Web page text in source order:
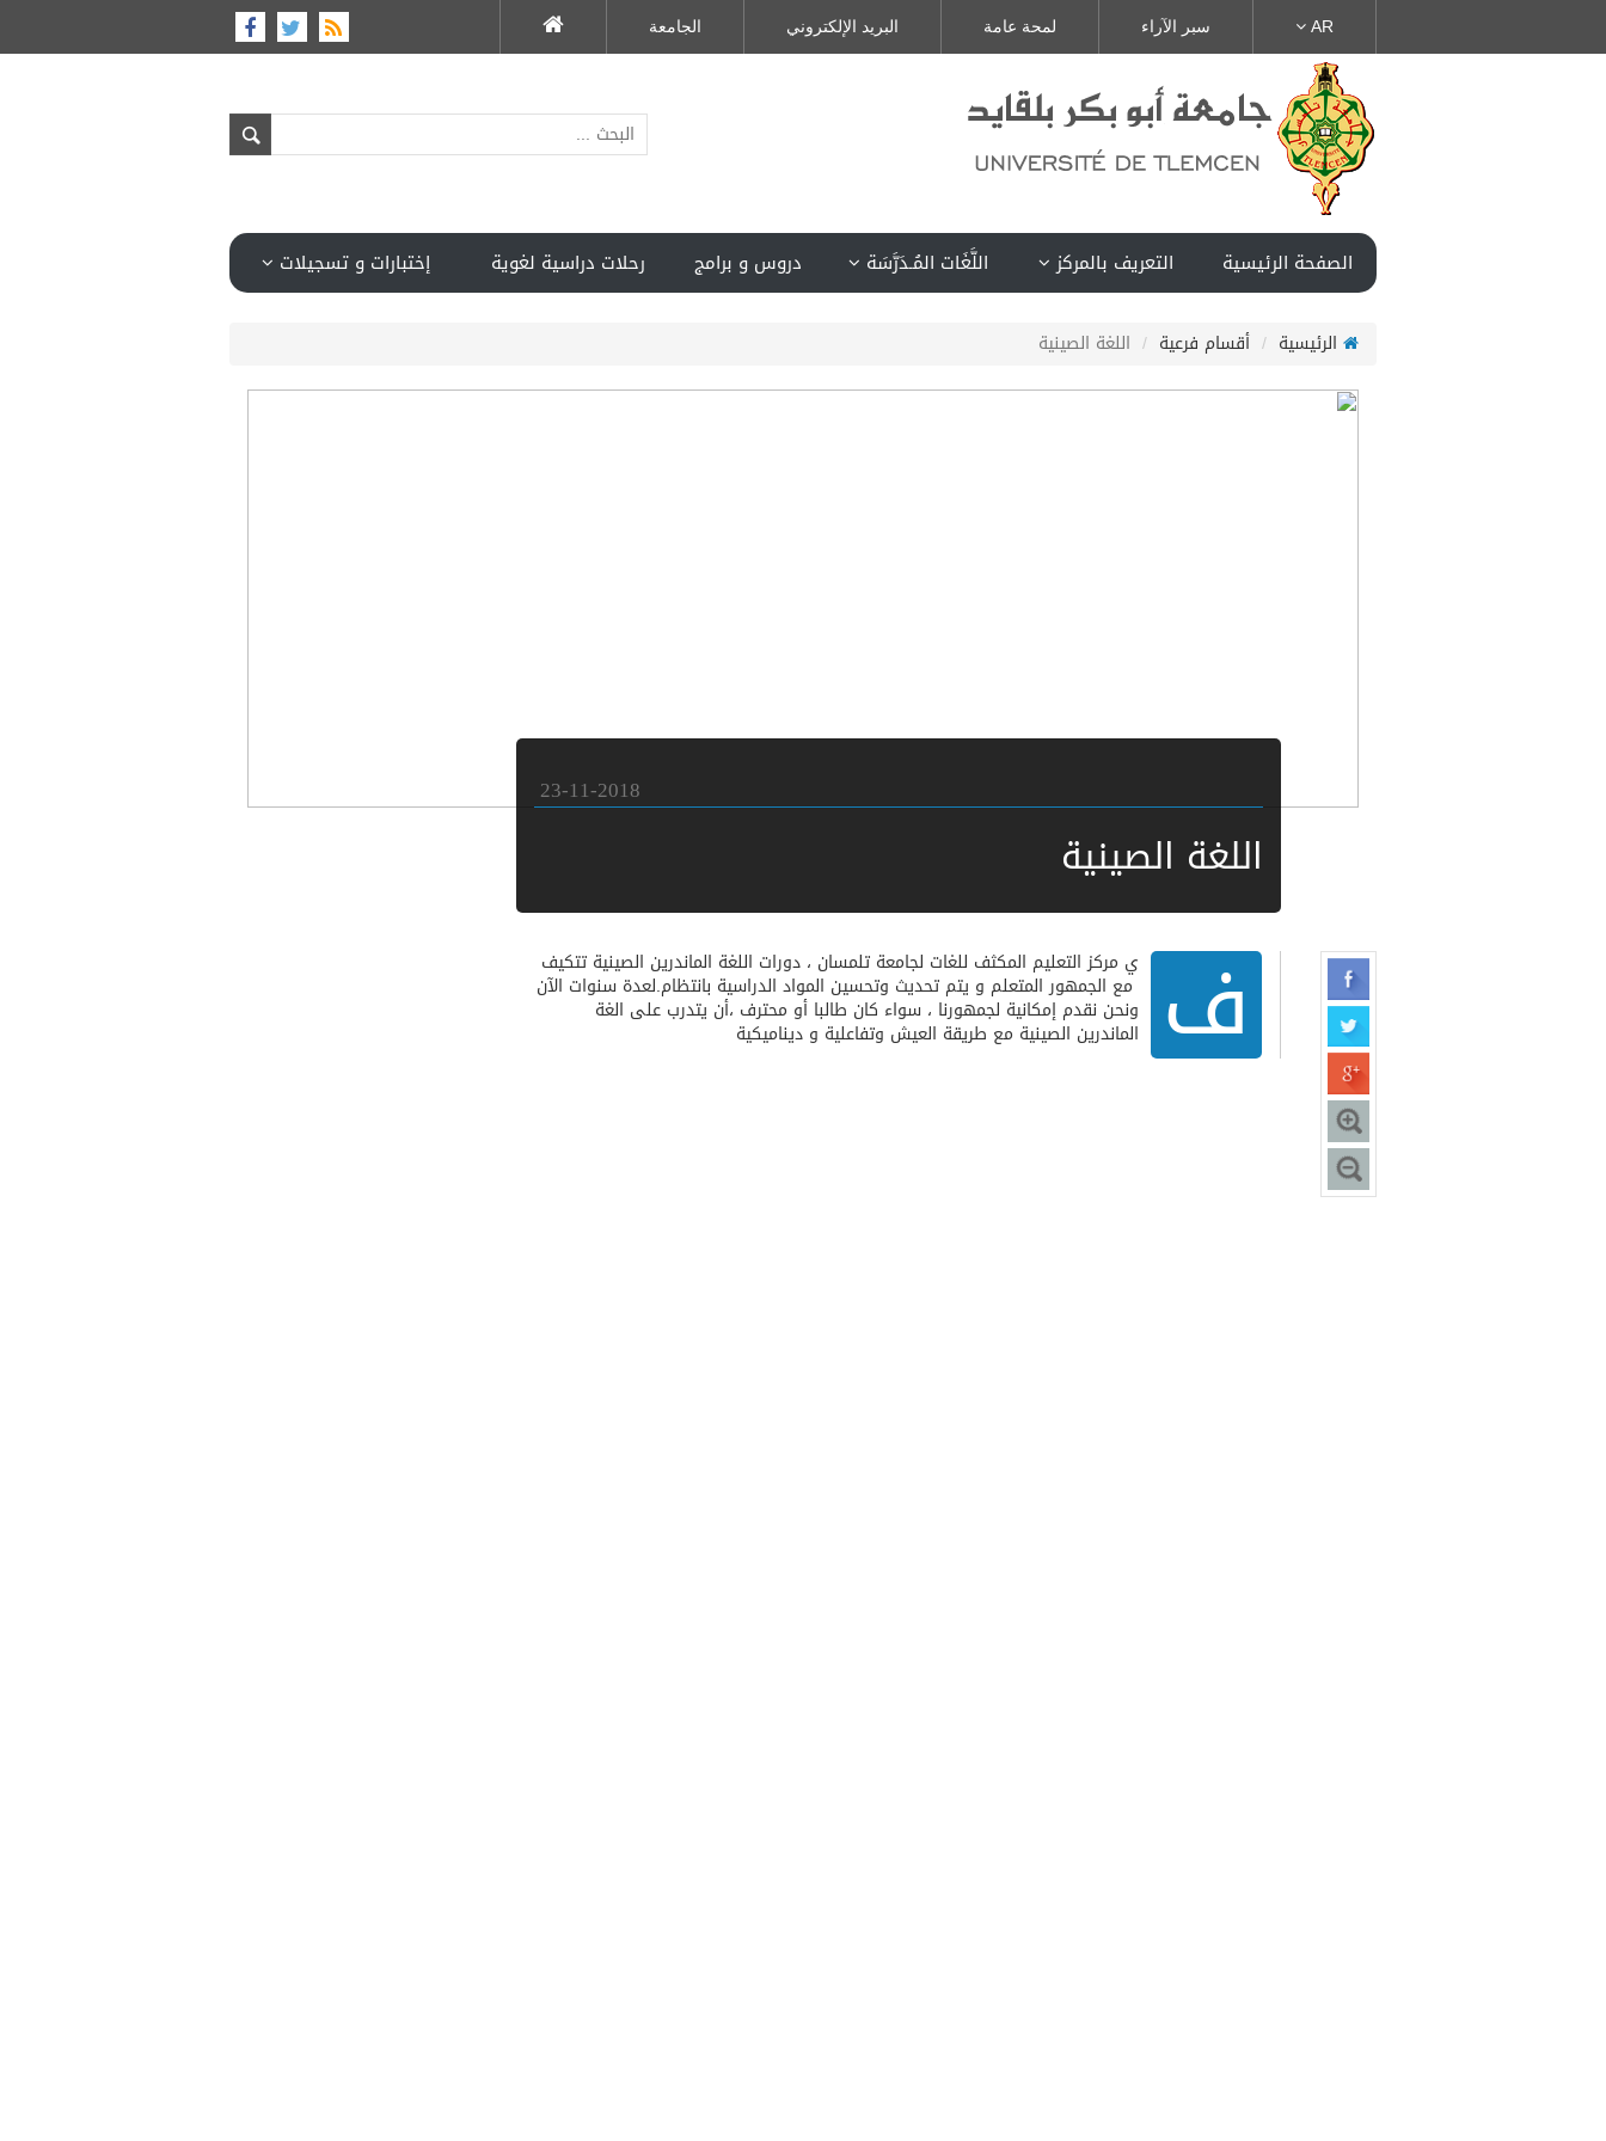
AR سبر الآراء لمحة عامة البريد الإلكتروني الجامعة
الصفحة الرئيسية التعريف بالمركز اللَّغَات المُـدَرَّسَة دروس و برامج رحلات دراسية لغوية إختبارات و تسجيلات
الرئيسية أقسام فرعية اللغة الصينية
23-11-2018
اللغة الصينية
ف ي مركز التعليم المكثف للغات لجامعة تلمسان ، دورات اللغة الماندرين الصينية تتكيف
مع الجمهور المتعلم و يتم تحديث وتحسين المواد الدراسية بانتظام.لعدة سنوات الآن
ونحن نقدم إمكانية لجمهورنا ، سواء كان طالبا أو محترف ،أن يتدرب على الغة
الماندرين الصينية مع طريقة العيش وتفاعلية و ديناميكية